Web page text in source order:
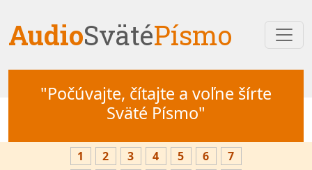
AudioSvätéPísmo
"Počúvajte, čítajte a voľne šírte
Sväté Písmo"
1 2 3 4 5 6
7